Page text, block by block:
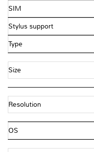
SIM
Stylus support
Type
Size
Resolution
OS